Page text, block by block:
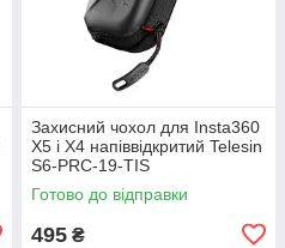
Захисний чохол для Insta360
X5 і X4 напіввідкритий Telesin
S6-PRC-19-TIS
Готово до відправки
495 ₴